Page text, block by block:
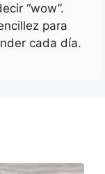
“wow”.
para
cada día.